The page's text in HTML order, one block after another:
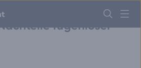
fugenloser